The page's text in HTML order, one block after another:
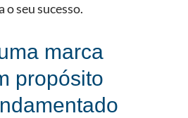
o seu sucesso.
marca
propósito